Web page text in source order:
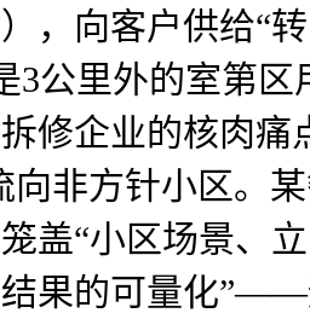
，向客户供给“
3公里外的室第
修企业的核肉
向非方针小区。
盖“小区场景、
果的可量化